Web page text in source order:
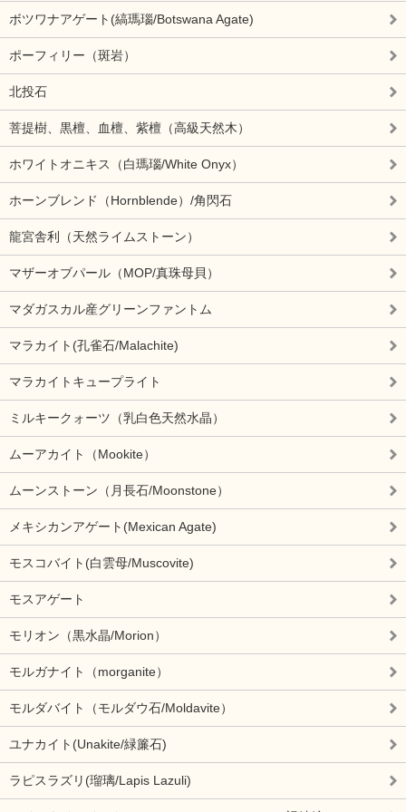
ボツワナアゲート(縞瑪瑙/Botswana Agate)
ポーフィリー（斑岩）
北投石
菩提樹、黒檀、血檀、紫檀（高級天然木）
ホワイトオニキス（白瑪瑙/White Onyx）
ホーンブレンド（Hornblende）/角閃石
龍宮舎利（天然ライムストーン）
マザーオブパール（MOP/真珠母貝）
マダガスカル産グリーンファントム
マラカイト(孔雀石/Malachite)
マラカイトキュープライト
ミルキークォーツ（乳白色天然水晶）
ムーアカイト（Mookite）
ムーンストーン（月長石/Moonstone）
メキシカンアゲート(Mexican Agate)
モスコバイト(白雲母/Muscovite)
モスアゲート
モリオン（黒水晶/Morion）
モルガナイト（morganite）
モルダバイト（モルダウ石/Moldavite）
ユナカイト(Unakite/緑簾石)
ラピスラズリ(瑠璃/Lapis Lazuli)